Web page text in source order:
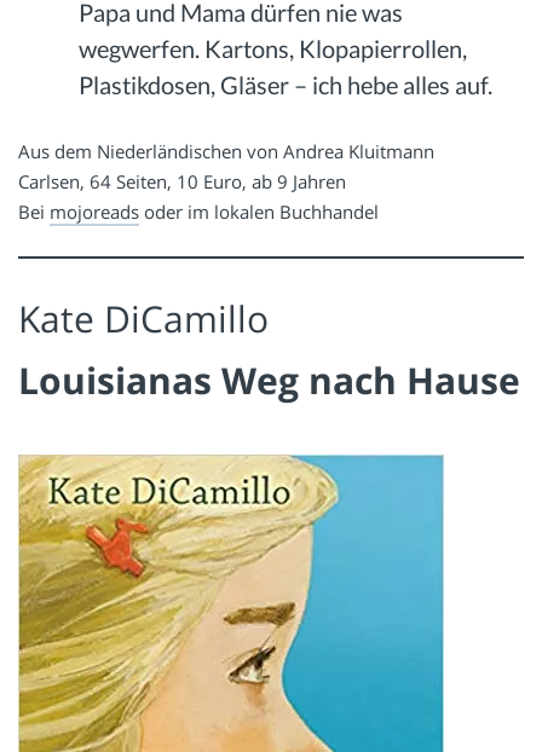
Papa und Mama dürfen nie was
wegwerfen. Kartons, Klopapierrollen,
Plastikdosen, Gläser – ich hebe alles auf.
Aus dem Niederländischen von Andrea Kluitmann
Carlsen, 64 Seiten, 10 Euro, ab 9 Jahren
Bei mojoreads oder im lokalen Buchhandel
Kate DiCamillo
Louisianas Weg nach Hause